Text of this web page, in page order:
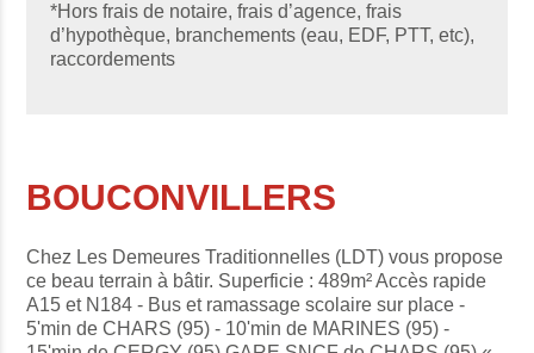
BOUCONVILLERS
Chez Les Demeures Traditionnelles (LDT) vous propose
ce beau terrain à bâtir. Superficie : 489m² Accès rapide
A15 et N184 - Bus et ramassage scolaire sur place -
5'min de CHARS (95) - 10'min de MARINES (95) -
*Hors frais de notaire, frais d’agence, frais
d’hypothèque, branchements (eau, EDF, PTT, etc),
raccordements